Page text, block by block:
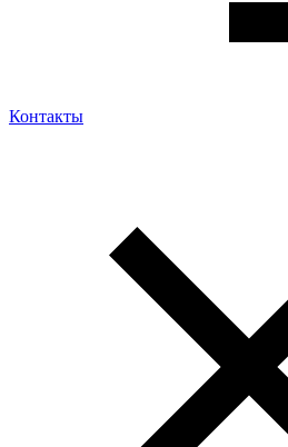
Контакты